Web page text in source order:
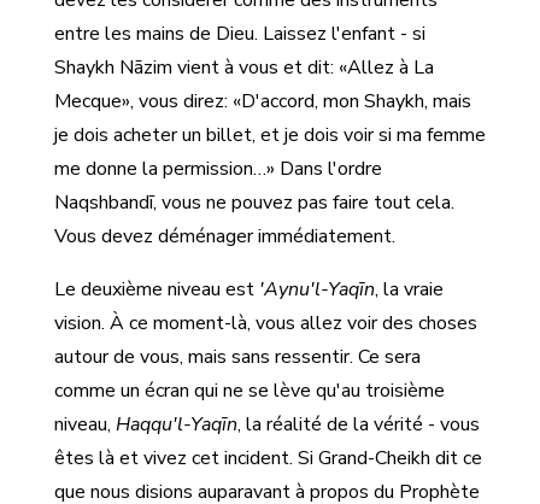
entre les mains de Dieu. Laissez l'enfant - si
Shaykh Nāzim vient à vous et dit: «Allez à La
Mecque», vous direz: «D'accord, mon Shaykh, mais
je dois acheter un billet, et je dois voir si ma femme
me donne la permission…» Dans l'ordre
Naqshbandī, vous ne pouvez pas faire tout cela.
Vous devez déménager immédiatement.
Le deuxième niveau est 'Aynu'l-Yaqīn, la vraie
vision. À ce moment-là, vous allez voir des choses
autour de vous, mais sans ressentir. Ce sera
comme un écran qui ne se lève qu'au troisième
niveau, Haqqu'l-Yaqīn, la réalité de la vérité - vous
êtes là et vivez cet incident. Si Grand-Cheikh dit ce
que nous disions auparavant à propos du Prophète